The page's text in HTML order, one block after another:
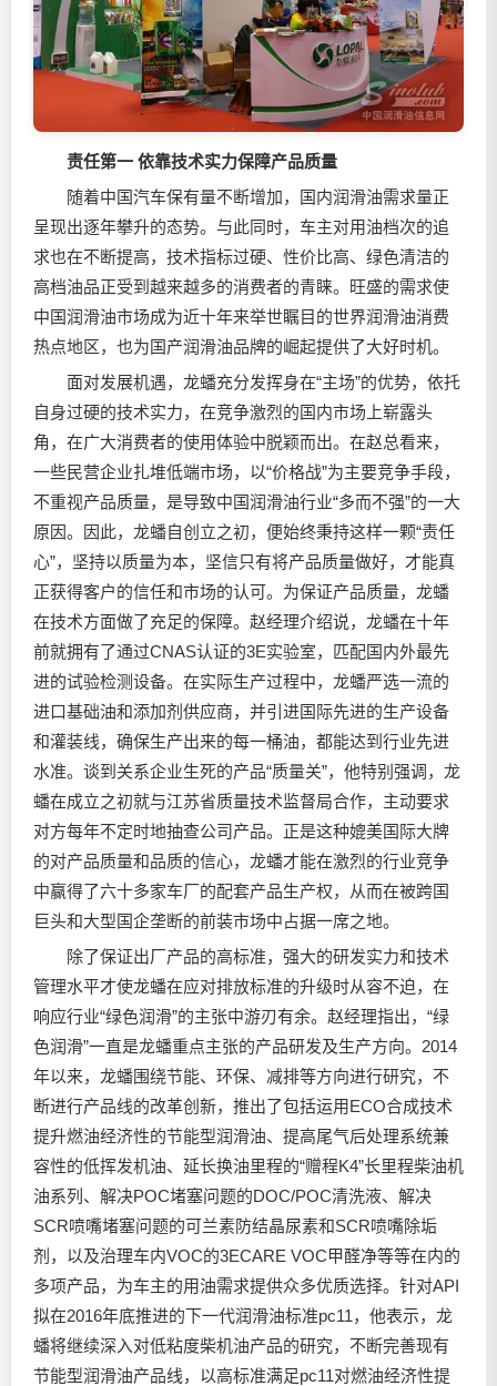
责任第一 依靠技术实力保障产品质量
随着中国汽车保有量不断增加，国内润滑油需求量正
呈现出逐年攀升的态势。与此同时，车主对用油档次的追
求也在不断提高，技术指标过硬、性价比高、绿色清洁的
高档油品正受到越来越多的消费者的青睐。旺盛的需求使
中国润滑油市场成为近十年来举世瞩目的世界润滑油消费
热点地区，也为国产润滑油品牌的崛起提供了大好时机。
面对发展机遇，龙蟠充分发挥身在“主场”的优势，依托
自身过硬的技术实力，在竞争激烈的国内市场上崭露头
角，在广大消费者的使用体验中脱颖而出。在赵总看来，
一些民营企业扎堆低端市场，以“价格战”为主要竞争手段，
不重视产品质量，是导致中国润滑油行业“多而不强”的一大
原因。因此，龙蟠自创立之初，便始终秉持这样一颗“责任
心”，坚持以质量为本，坚信只有将产品质量做好，才能真
正获得客户的信任和市场的认可。为保证产品质量，龙蟠
在技术方面做了充足的保障。赵经理介绍说，龙蟠在十年
前就拥有了通过CNAS认证的3E实验室，匹配国内外最先
进的试验检测设备。在实际生产过程中，龙蟠严选一流的
进口基础油和添加剂供应商，并引进国际先进的生产设备
和灌装线，确保生产出来的每一桶油，都能达到行业先进
水准。谈到关系企业生死的产品“质量关”，他特别强调，龙
蟠在成立之初就与江苏省质量技术监督局合作，主动要求
对方每年不定时地抽查公司产品。正是这种媲美国际大牌
的对产品质量和品质的信心，龙蟠才能在激烈的行业竞争
中赢得了六十多家车厂的配套产品生产权，从而在被跨国
巨头和大型国企垄断的前装市场中占据一席之地。
除了保证出厂产品的高标准，强大的研发实力和技术
管理水平才使龙蟠在应对排放标准的升级时从容不迫，在
响应行业“绿色润滑”的主张中游刃有余。赵经理指出，“绿
色润滑”一直是龙蟠重点主张的产品研发及生产方向。2014
年以来，龙蟠围绕节能、环保、减排等方向进行研究，不
断进行产品线的改革创新，推出了包括运用ECO合成技术
提升燃油经济性的节能型润滑油、提高尾气后处理系统兼
容性的低挥发机油、延长换油里程的“赠程K4”长里程柴油机
油系列、解决POC堵塞问题的DOC/POC清洗液、解决
SCR喷嘴堵塞问题的可兰素防结晶尿素和SCR喷嘴除垢
剂，以及治理车内VOC的3ECARE VOC甲醛净等等在内的
多项产品，为车主的用油需求提供众多优质选择。针对API
拟在2016年底推进的下一代润滑油标准pc11，他表示，龙
蟠将继续深入对低粘度柴机油产品的研究，不断完善现有
节能型润滑油产品线，以高标准满足pc11对燃油经济性提